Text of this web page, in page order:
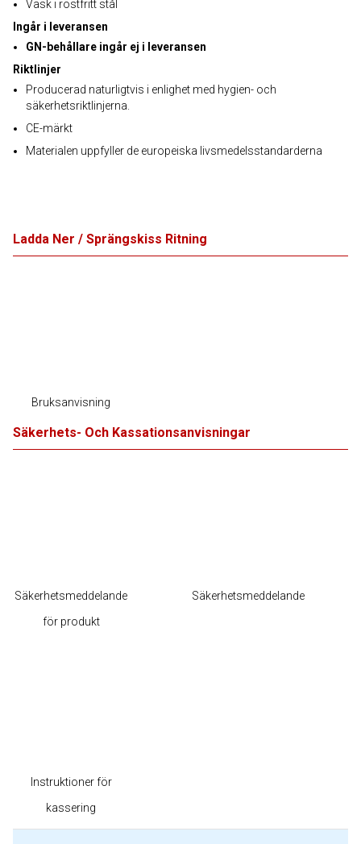
Vask i rostfritt stål
Ingår i leveransen
GN-behållare ingår ej i leveransen
Riktlinjer
Producerad naturligtvis i enlighet med hygien- och
säkerhetsriktlinjerna.
CE-märkt
Materialen uppfyller de europeiska livsmedelsstandarderna
Ladda Ner / Sprängskiss Ritning
Bruksanvisning
Säkerhets- Och Kassationsanvisningar
Säkerhetsmeddelande
för produkt
Säkerhetsmeddelande
Instruktioner för
kassering